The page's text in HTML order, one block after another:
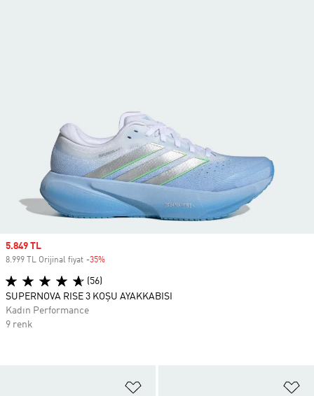
Sale price
5.849 TL
8.999 TL Orijinal fiyat -35%
(56)
SUPERNOVA RISE 3 KOŞU AYAKKABISI
Kadın Performance
9 renk